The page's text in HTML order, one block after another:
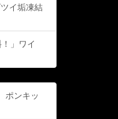
イ垢凍結
」ワイ
ポンキッ